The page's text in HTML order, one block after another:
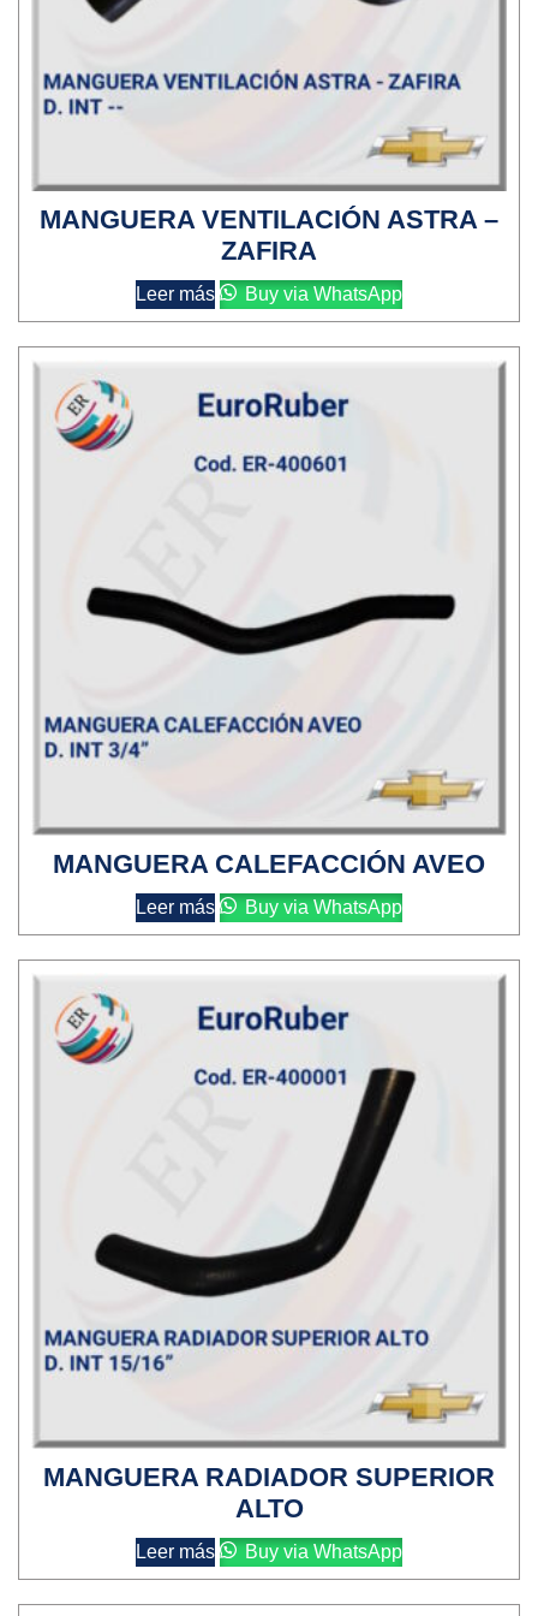
MANGUERA VENTILACIÓN ASTRA –
ZAFIRA
Leer más Buy via WhatsApp
MANGUERA CALEFACCIÓN AVEO
Leer más Buy via WhatsApp
MANGUERA RADIADOR SUPERIOR
ALTO
Leer más Buy via WhatsApp